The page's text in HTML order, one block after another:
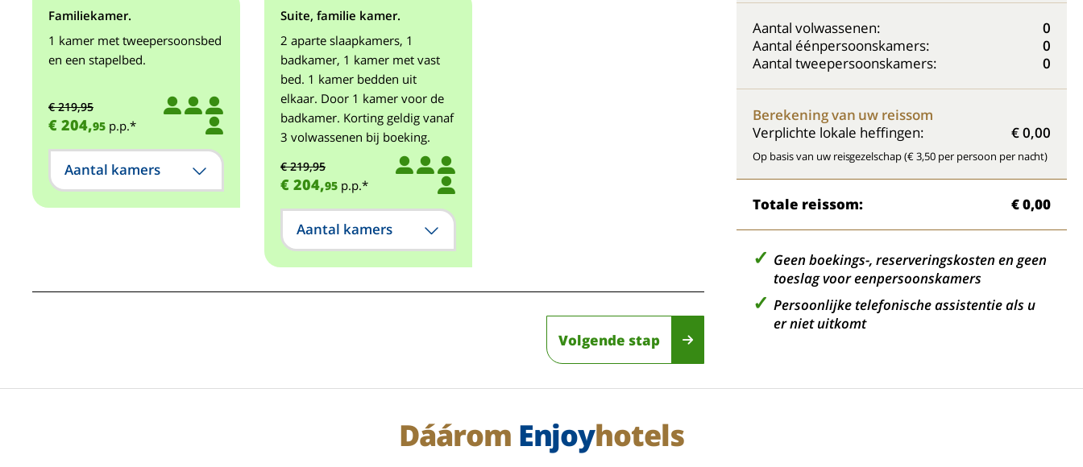
Familiekamer.
1 kamer met tweepersoonsbed
en een stapelbed.
€ 219,95
€ 204,95 p.p.*
Aantal kamers
Suite, familie kamer.
2 aparte slaapkamers, 1
badkamer, 1 kamer met vast
bed. 1 kamer bedden uit
elkaar. Door 1 kamer voor de
badkamer. Korting geldig vanaf
3 volwassenen bij boeking.
€ 219,95
€ 204,95p.p.*
Aantal kamers
Volgende stap
Aantal volwassenen:
0
Aantal éénpersoonskamers:
0
Aantal tweepersoonskamers:
0
Berekening van uw reissom
Verplichte lokale heffingen:
€ 0,00
Op basis van uw reisgezelschap (€ 3,50 per persoon per nacht)
Totale reissom: € 0,00
Geen boekings-, reserveringskosten en geen
toeslag voor eenpersoonskamers
Persoonlijke telefonische assistentie als u
er niet uitkomt
Dáárom Enjoyhotels